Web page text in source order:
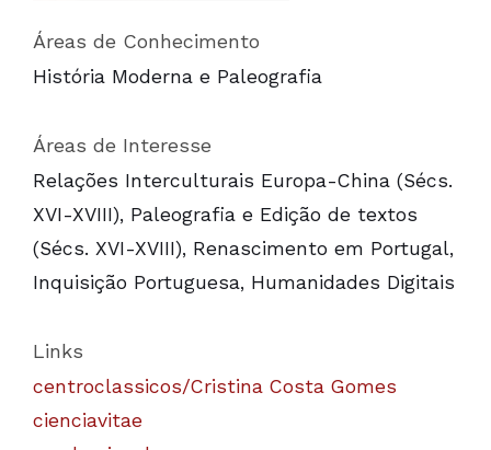
Áreas de Conhecimento
História Moderna e Paleografia
Áreas de Interesse
Relações Interculturais Europa-China (Sécs.
XVI-XVIII), Paleografia e Edição de textos
(Sécs. XVI-XVIII), Renascimento em Portugal,
Inquisição Portuguesa, Humanidades Digitais
Links
centroclassicos/Cristina Costa Gomes
cienciavitae